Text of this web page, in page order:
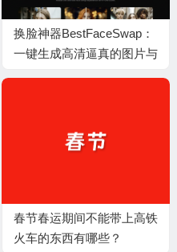
换脸神器BestFaceSwap：
一键生成高清逼真的图片与
春节春运期间不能带上高铁
火车的东西有哪些？